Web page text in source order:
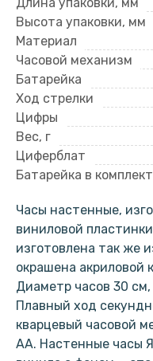
Высота упаковки, мм
Материал
Часовой механизм
Батарейка
Ход стрелки
Цифры
Вес, г
Циферблат
Батарейка в
Часы настенные,
виниловой
изготовлена так же
окрашена акриловой
Диаметр часов 30
Плавный ход
кварцевый часовой
АА. Настенные часы